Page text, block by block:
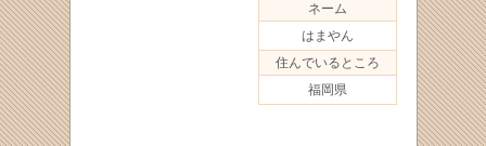
ネーム
はまやん
住んでいるところ
福岡県